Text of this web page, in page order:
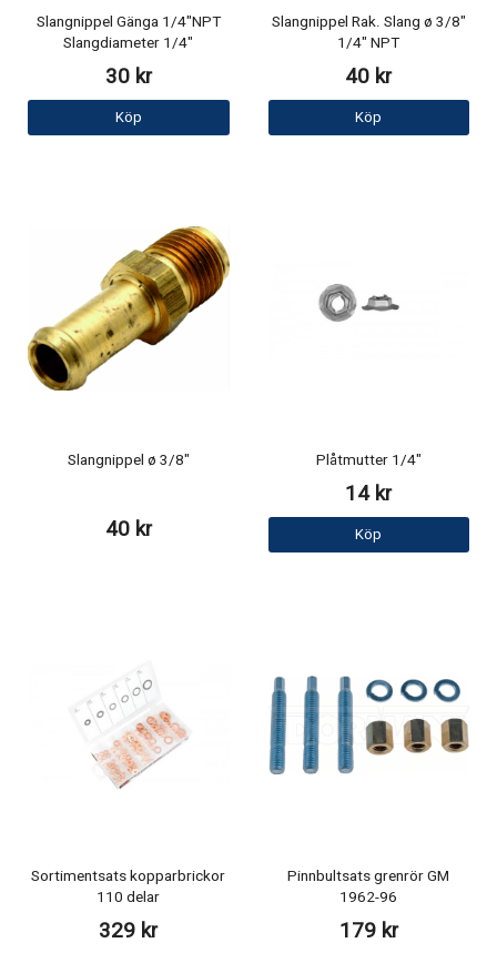
Slangnippel Gänga 1/4"NPT
Slangdiameter 1/4"
30 kr
Köp
Slangnippel Rak. Slang ø 3/8"
1/4" NPT
40 kr
Köp
Slangnippel ø 3/8"
40 kr
Plåtmutter 1/4"
14 kr
Köp
Sortimentsats kopparbrickor
110 delar
329 kr
Pinnbultsats grenrör GM
1962-96
179 kr